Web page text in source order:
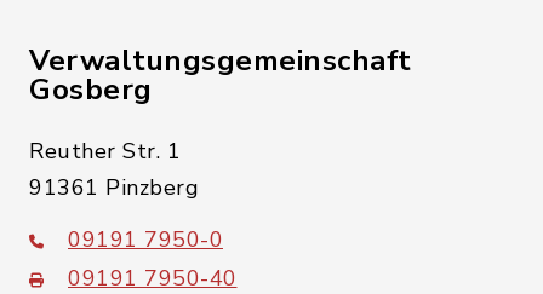
Verwaltungsgemeinschaft
Gosberg
Reuther Str. 1
91361 Pinzberg
09191 7950-0
09191 7950-40